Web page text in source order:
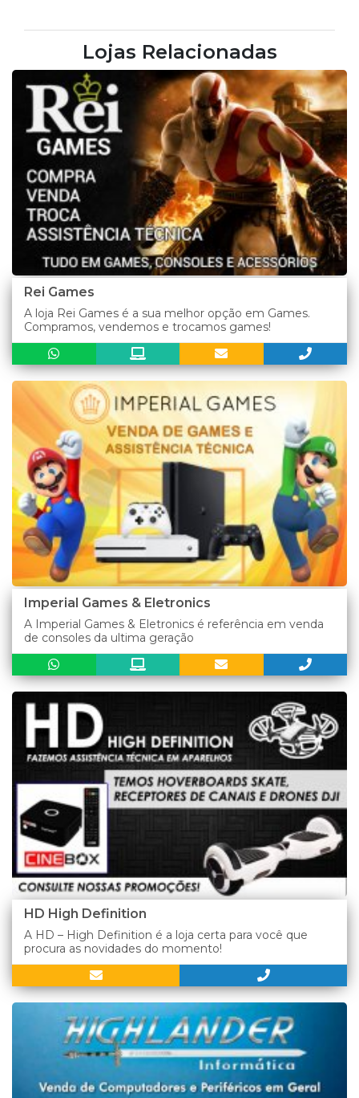
Lojas Relacionadas
Rei Games
A loja Rei Games é a sua melhor opção em Games.
Compramos, vendemos e trocamos games!
Imperial Games & Eletronics
A Imperial Games & Eletronics é referência em venda
de consoles da ultima geração
HD High Definition
A HD – High Definition é a loja certa para você que
procura as novidades do momento!